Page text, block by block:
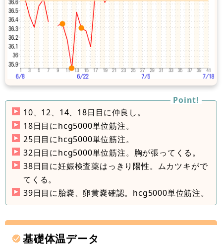
10、12、14、18日目に仲良し。
18日目にhcg5000単位筋注。
25日目にhcg5000単位筋注。
32日目にhcg5000単位筋注。胸が張ってくる。
38日目に妊娠検査薬はっきり陽性。ムカツキがで
てくる。
39日目に胎嚢、卵黄嚢確認。hcg5000単位筋注。
基礎体温データ